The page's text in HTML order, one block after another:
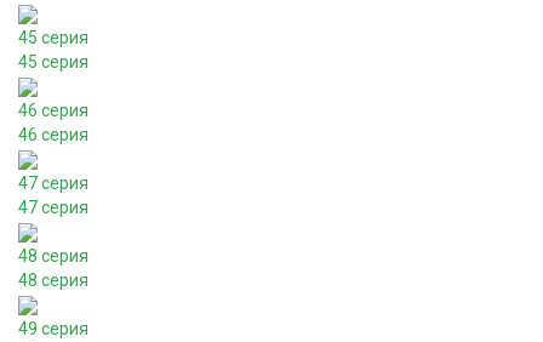
45 серия
45 серия
46 серия
46 серия
47 серия
47 серия
48 серия
48 серия
49 серия